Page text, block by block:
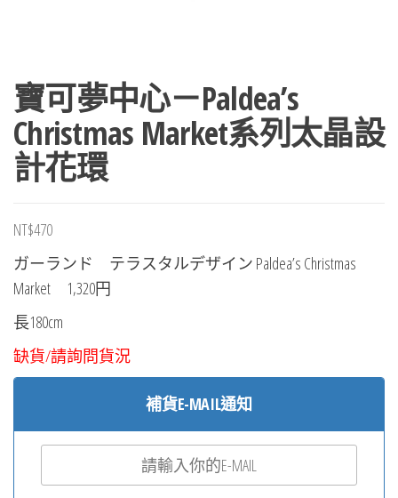
寶可夢中心－Paldea’s
Christmas Market系列太晶設
計花環
NT$470
ガーランド テラスタルデザイン Paldea’s Christmas
Market 1,320円
長180cm
缺貨/請詢問貨況
補貨E-MAIL通知